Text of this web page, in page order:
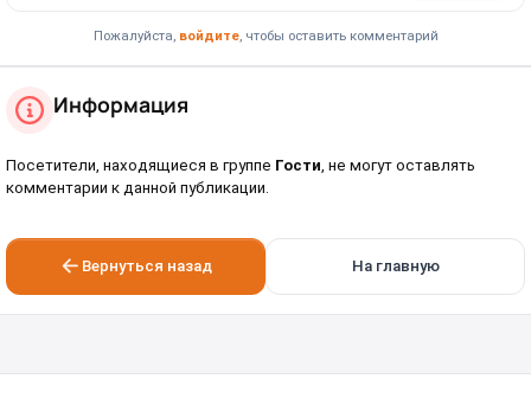
Пожалуйста, войдите, чтобы оставить комментарий
Информация
Посетители, находящиеся в группе Гости , не могут оставлять
комментарии к данной публикации.
Вернуться назад На главную